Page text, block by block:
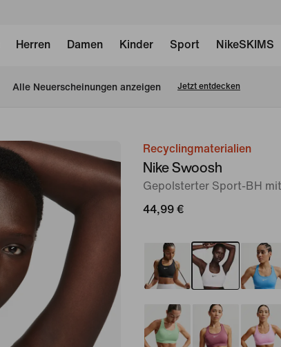
Herren Damen Kinder Sport NikeSKIMS
Alle Neuerscheinungen anzeigen Jetzt entdecken
Bild 1
8
Recyclingmaterialien
Nike Swoosh
Gepolsterter Sport-BH
44,99 €